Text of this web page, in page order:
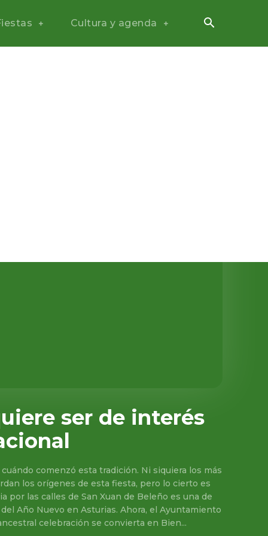
Cultura y agenda
ser de interés
comenzó esta tradición. Ni siquiera los más
los orígenes de esta fiesta, pero lo cierto es
por las calles de San Xuan de Beleño es una de
Año Nuevo en Asturias. Ahora, el Ayuntamiento
celebración se convierta en Bien...